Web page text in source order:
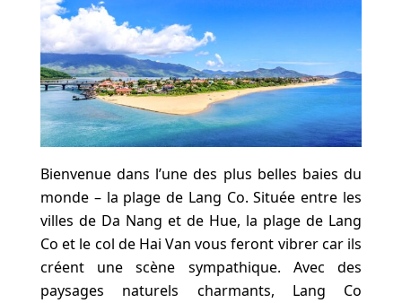
Bienvenue dans l’une des plus belles baies du
monde – la plage de Lang Co. Située entre les
villes de Da Nang et de Hue, la plage de Lang
Co et le col de Hai Van vous feront vibrer car ils
créent une scène sympathique. Avec des
paysages naturels charmants, Lang Co